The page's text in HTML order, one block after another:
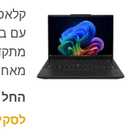
עם
החל מ -